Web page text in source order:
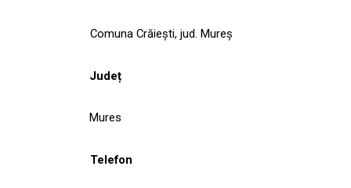
Comuna Crăieşti, jud. Mureş
Județ
Mures
Telefon